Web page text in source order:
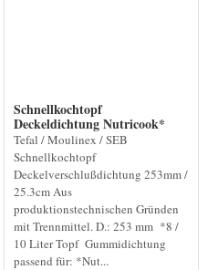
Schnellkochtopf
Deckeldichtung Nutricook*
Tefal / Moulinex / SEB
Schnellkochtopf
Deckelverschlußdichtung 253mm /
25.3cm Aus
produktionstechnischen Gründen
mit Trennmittel. D.: 253 mm *8 /
10 Liter Topf Gummidichtung
passend für: *Nut...